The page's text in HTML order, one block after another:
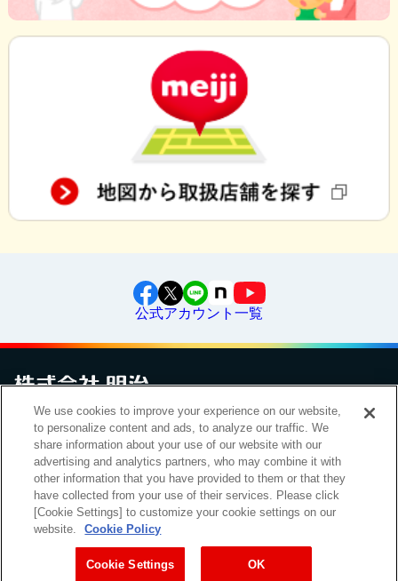
公式アカウント一覧
お問い合わせサイトマップ個人情報保護について電子公告
アクセシビリティへの対応方針ご利用規約明治グループのDX
Cookie Settings
明治ホールディングス株式会社 （ ｜ 簡体 ）
Meiji Seika ファルマ株式会社
We use cookies to improve your experience on our website,
to personalize content and ads, to analyze our traffic. We
share information about your use of our website with our
advertising and analytics partners, who may combine it with
other information that you have provided to them or that they
have collected from your use of their services. Please click
[Cookie Settings] to customize your cookie settings on our
website.
Cookie Policy
Cookie Settings OK